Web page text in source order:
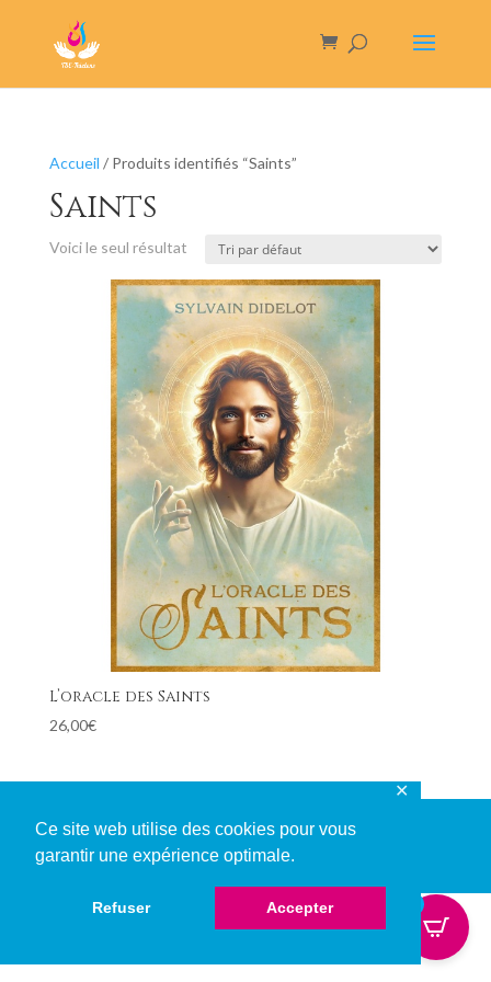
Ce site web utilise des cookies pour vous
garantir une expérience optimale.
Refuser Accepter
✕
Accueil / Produits identifiés “Saints”
Saints
Voici le seul résultat
L’oracle des Saints
26,00€
© Copyright 2024. Made with ❤ by Webscape.